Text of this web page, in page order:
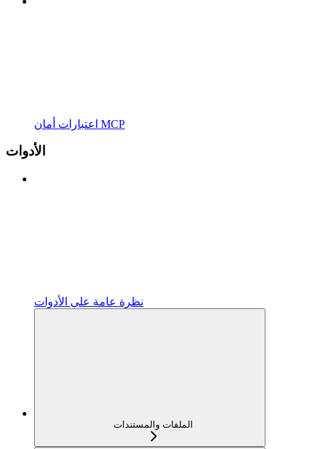
اعتبارات أمان MCP
الأدوات
نظرة عامة على الأدوات
الملفات والمستندات